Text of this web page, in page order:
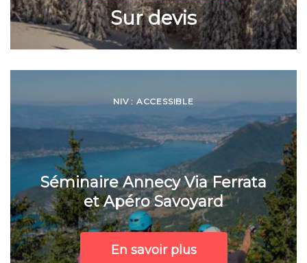
Sur devis
NIV : ACCESSIBLE
Séminaire Annecy Via Ferrata
et Apéro Savoyard
En savoir plus